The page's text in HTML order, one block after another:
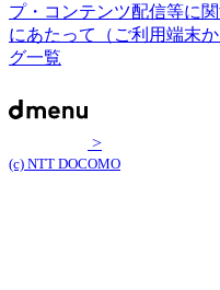
プ・コンテンツ配信等に
にあたって（ご利用端末
グ一覧
>
(c) NTT DOCOMO